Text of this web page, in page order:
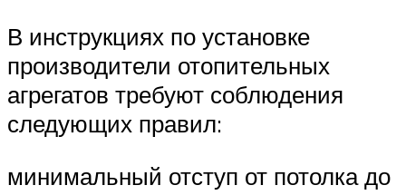
В инструкциях по установке
производители отопительных
агрегатов требуют соблюдения
следующих правил:
минимальный отступ от потолка до